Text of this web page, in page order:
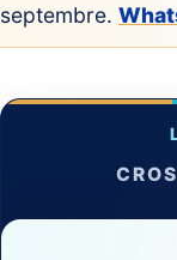
septembre.